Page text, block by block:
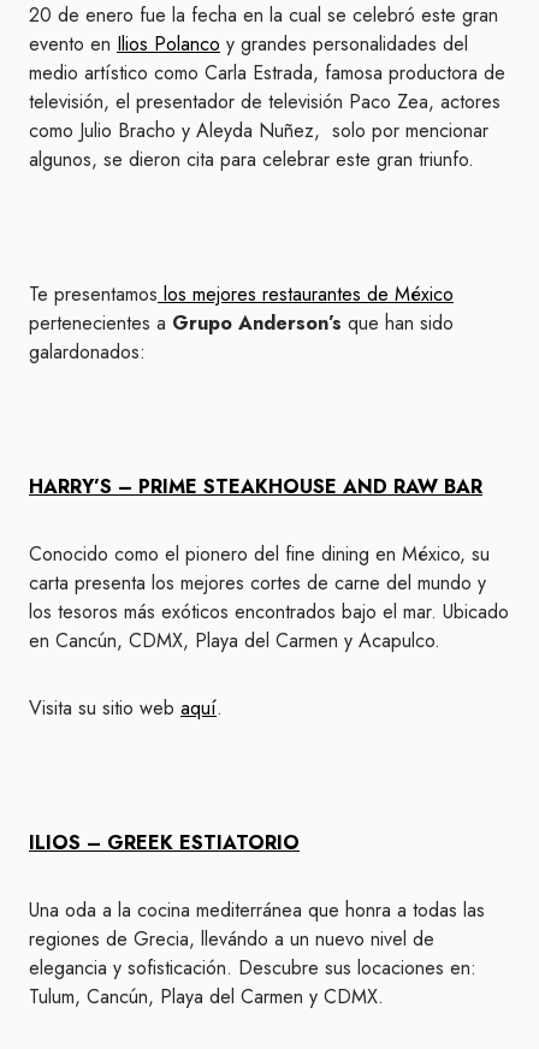
20 de enero fue la fecha en la cual se celebró este gran
evento en Ilios Polanco y grandes personalidades del
medio artístico como Carla Estrada, famosa productora de
televisión, el presentador de televisión Paco Zea, actores
como Julio Bracho y Aleyda Nuñez, solo por mencionar
algunos, se dieron cita para celebrar este gran triunfo.
Te presentamos los mejores restaurantes de México
pertenecientes a Grupo Anderson’s que han sido
galardonados:
HARRY’S – PRIME STEAKHOUSE AND RAW BAR
Conocido como el pionero del fine dining en México, su
carta presenta los mejores cortes de carne del mundo y
los tesoros más exóticos encontrados bajo el mar. Ubicado
en Cancún, CDMX, Playa del Carmen y Acapulco.
Visita su sitio web aquí.
ILIOS – GREEK ESTIATORIO
Una oda a la cocina mediterránea que honra a todas las
regiones de Grecia, llevándo a un nuevo nivel de
elegancia y sofisticación. Descubre sus locaciones en:
Tulum, Cancún, Playa del Carmen y CDMX.